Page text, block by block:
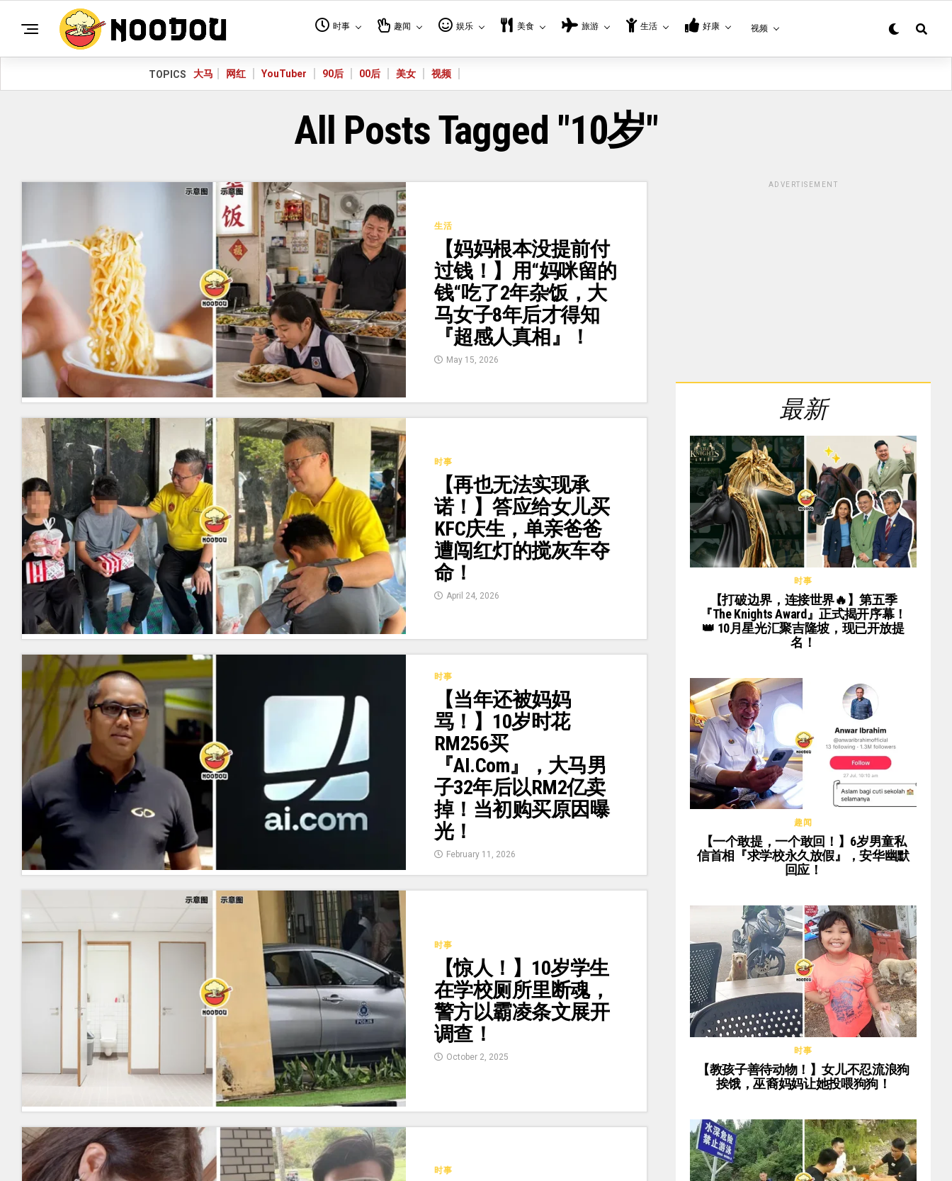
时事 趣闻 娱乐 美食 旅游 生活 好康 视频
TOPICS 大马 网红 YouTuber 90后 00后 美女 视频
All Posts Tagged "10岁"
生活
【妈妈根本没提前付
过钱！】用“妈咪留的
钱“吃了2年杂饭，大
马女子8年后才得知
『超感人真相』！
May 15, 2026
时事
【再也无法实现承
诺！】答应给女儿买
KFC庆生，单亲爸爸
遭闯红灯的搅灰车夺
命！
April 24, 2026
时事
【当年还被妈妈
骂！】10岁时花
RM256买
『AI.com』，大马男
子32年后以RM2亿卖
掉！当初购买原因曝
光！
February 11, 2026
时事
【惊人！】10岁学生
在学校厕所里断魂，
警方以霸凌条文展开
调查！
October 2, 2025
时事
ADVERTISEMENT
最新
时事
【打破边界，连接世界🔥】第五季
『The Knights Award』正式揭开序幕！
👑 10月星光汇聚吉隆坡，现已开放提
名！
趣闻
【一个敢提，一个敢回！】6岁男童私
信首相『求学校永久放假』，安华幽默
回应！
时事
【教孩子善待动物！】女儿不忍流浪狗
挨饿，巫裔妈妈让她投喂狗狗！